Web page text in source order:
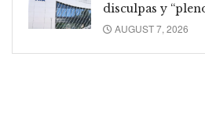
disculpas y
AUGUST 7, 2026